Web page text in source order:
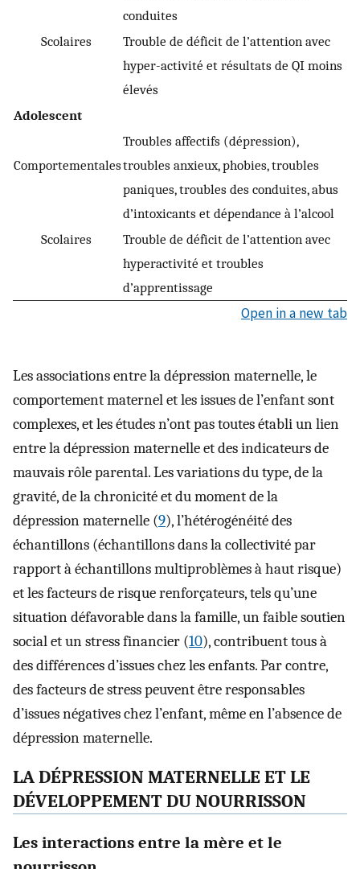
conduites
Scolaires
Trouble de déficit de l’attention avec
hyper-activité et résultats de QI moins
élevés
Adolescent
Comportementales
Troubles affectifs (dépression),
troubles anxieux, phobies, troubles
paniques, troubles des conduites, abus
d’intoxicants et dépendance à l’alcool
Scolaires
Trouble de déficit de l’attention avec
hyperactivité et troubles
d’apprentissage
Open in a new tab
Les associations entre la dépression maternelle, le
comportement maternel et les issues de l’enfant sont
complexes, et les études n’ont pas toutes établi un lien
entre la dépression maternelle et des indicateurs de
mauvais rôle parental. Les variations du type, de la
gravité, de la chronicité et du moment de la
dépression maternelle (9), l’hétérogénéité des
échantillons (échantillons dans la collectivité par
rapport à échantillons multiproblèmes à haut risque)
et les facteurs de risque renforçateurs, tels qu’une
situation défavorable dans la famille, un faible soutien
social et un stress financier (10), contribuent tous à
des différences d’issues chez les enfants. Par contre,
des facteurs de stress peuvent être responsables
d’issues négatives chez l’enfant, même en l’absence de
dépression maternelle.
LA DÉPRESSION MATERNELLE ET LE
DÉVELOPPEMENT DU NOURRISSON
Les interactions entre la mère et le